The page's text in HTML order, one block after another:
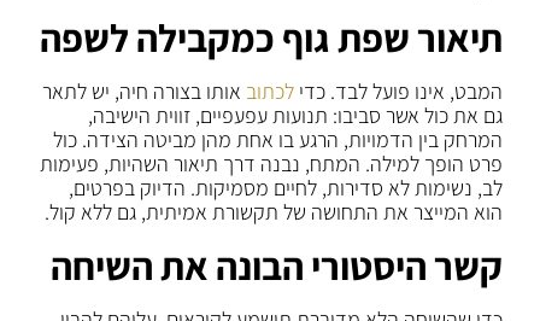
תיאור שפת גוף כמקבילה לשפה
המבט, אינו פועל לבד. כדילכתוב אותו בצורה חיה, יש לתאר
גם את כול אשר סביבו: תנועות עפעפיים, זווית הישיבה,
המרחק בין הדמויות, הרגע בו אחת מהן מביטה הצידה. כול
פרט הופך למילה. המתח, נבנה דרך תיאור השהיות, פעימות
לב, נשימות לא סדירות, לחיים מסמיקות. הדיוק בפרטים,
הוא המייצר את התחושה של תקשורת אמיתית, גם ללא קול.
קשר היסטורי הבונה את השיחה